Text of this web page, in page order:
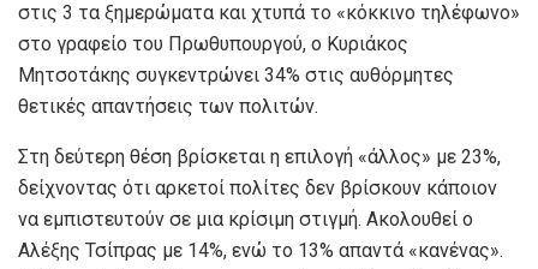
στις 3 τα ξημερώματα και χτυπά το «κόκκινο τηλέφωνο»
στο γραφείο του Πρωθυπουργού, ο Κυριάκος
Μητσοτάκης συγκεντρώνει 34% στις αυθόρμητες
θετικές απαντήσεις των πολιτών.
Στη δεύτερη θέση βρίσκεται η επιλογή «άλλος» με 23%,
δείχνοντας ότι αρκετοί πολίτες δεν βρίσκουν κάποιον
να εμπιστευτούν σε μια κρίσιμη στιγμή. Ακολουθεί ο
Αλέξης Τσίπρας με 14%, ενώ το 13% απαντά «κανένας».